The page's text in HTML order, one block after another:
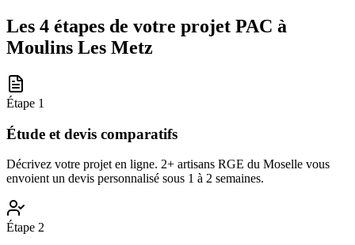
Les 4 étapes de votre projet PAC à
Moulins Les Metz
Étape 1
Étude et devis comparatifs
Décrivez votre projet en ligne. 2+ artisans RGE du Moselle vous
envoient un devis personnalisé sous 1 à 2 semaines.
Étape 2